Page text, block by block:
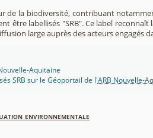
de la biodiversité, contribuant
être labellisés "SRB". Ce label
large auprès des acteurs engagés
Aquitaine
SRB sur le Géoportail de l'ARB Nouvelle-
environnementale